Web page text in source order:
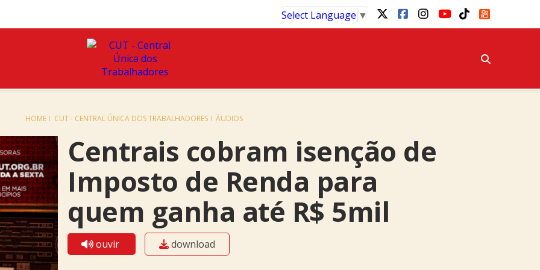
Select Language ▼
HOME CUT - CENTRAL ÚNICA DOS TRABALHADORES ÁUDIOS
Centrais cobram isenção de
Imposto de Renda para
quem ganha até R$ 5mil
ouvir download